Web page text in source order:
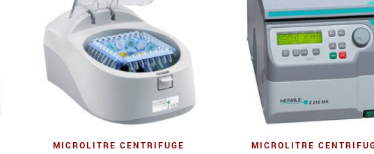
Quick View
MICROLITRE CENTRIFUGE Quick View
MICROLITRE